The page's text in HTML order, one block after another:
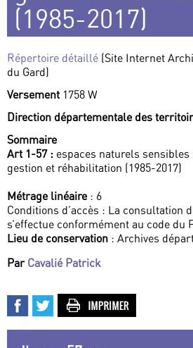
(1985-2017)
Répertoire détaillé (Site Internet
du Gard)
Versement 1758 W
Direction départementale des
Sommaire
Art 1-57 : espaces naturels
gestion et réhabilitation (1985-2017)
Métrage linéaire: 6
Conditions d’accès : La consultation
s’effectue conformément au code du
Lieu de conservation : Archives
Par Cavalié Patrick